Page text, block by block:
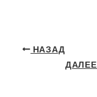
НАЗАД
ДАЛЕЕ